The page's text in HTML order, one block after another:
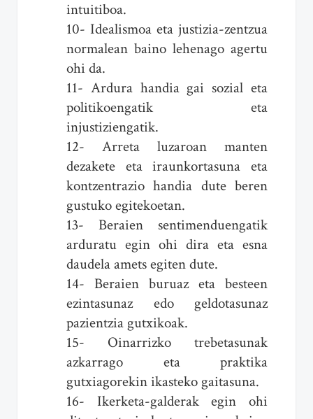
intuitiboa.
10- Idealismoa eta justizia-zentzua
normalean baino lehenago agertu
ohi da.
11- Ardura handia gai sozial eta
politikoengatik eta
injustiziengatik.
12- Arreta luzaroan manten
dezakete eta iraunkortasuna eta
kontzentrazio handia dute beren
gustuko egitekoetan.
13- Beraien sentimenduengatik
arduratu egin ohi dira eta esna
daudela amets egiten dute.
14- Beraien buruaz eta besteen
ezintasunaz edo geldotasunaz
pazientzia gutxikoak.
15- Oinarrizko trebetasunak
azkarrago eta praktika
gutxiagorekin ikasteko gaitasuna.
16- Ikerketa-galderak egin ohi